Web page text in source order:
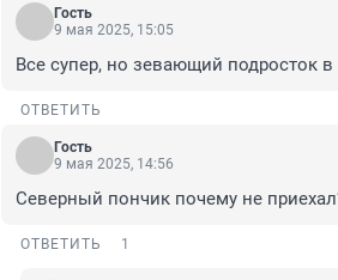
Гость
9 мая 2025, 15:05
Все супер, но зевающий подросток
ОТВЕТИТЬ
Гость
9 мая 2025, 14:56
Северный пончик почему не
ОТВЕТИТЬ 1